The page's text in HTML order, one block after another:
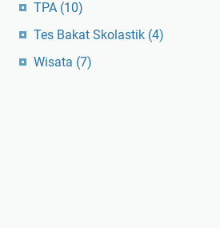
TPA (10)
Tes Bakat Skolastik (4)
Wisata (7)